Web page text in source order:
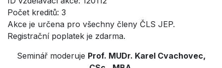
Počet kreditů: 3
Akce je určena pro všechny členy ČLS JEP.
Registrační poplatek je zdarma.
Seminář moderuje Prof. MUDr. Karel Cvachovec,